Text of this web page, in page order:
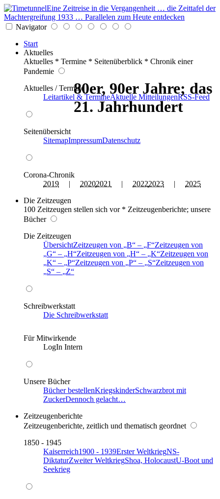
Eine Zeitreise in die Vergangenheit … die Zeittafel der
Machtergreifung 1933 … Parallelen zum Heute entdecken
Navigator
Start
Aktuelles
Aktuelles * Termine * Seitenüberblick * Chronik einer
Pandemie
Aktuelles / Termine
Leitartikel & TermineAktuelle MitteilungenRSS-Feed
Seitenübersicht
SitemapImpressumDatenschutz
Corona-Chronik
2019 | 20202021 | 20222023 | 2025
Die Zeitzeugen
100 Zeitzeugen stellen sich vor * Zeitzeugenberichte; unsere
Bücher
Die Zeitzeugen
ÜbersichtZeitzeugen von B – F Zeitzeugen von
G
– H Zeitzeugen von H – K Zeitzeugen von
K
– P Zeitzeugen von P – S Zeitzeugen von
S
– Z
Schreibwerkstatt
Die Schreibwerkstatt
Für Mitwirkende
LogIn Intern
Unsere Bücher
Bücher bestellenKriegskinderSchwarzbrot mit
ZuckerDennoch gelacht…
Zeitzeugenberichte
Zeitzeugenberichte, zeitlich und thematisch geordnet
1850 - 1945
Kaiserreich1900 - 1939Erster WeltkriegNS-
DiktaturZweiter WeltkriegShoa, HolocaustU-Boot und
Seekrieg
80er, 90er Jahre; das
21. Jahrhundert